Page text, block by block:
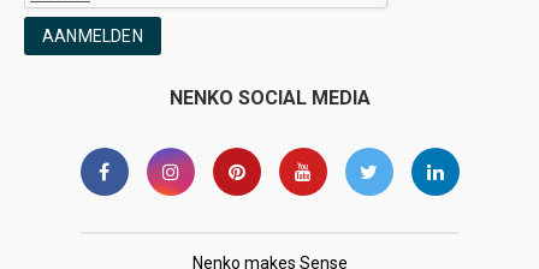
AANMELDEN
NENKO SOCIAL MEDIA
Nenko makes Sense